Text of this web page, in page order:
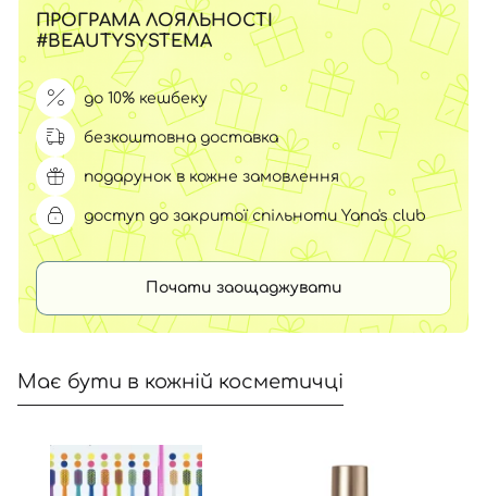
ПРОГРАМА ЛОЯЛЬНОСТІ
#BEAUTYSYSTEMA
до 10% кешбеку
безкоштовна доставка
подарунок в кожне замовлення
доступ до закритої спільноти Yana's club
Почати заощаджувати
Має бути в кожній косметичці